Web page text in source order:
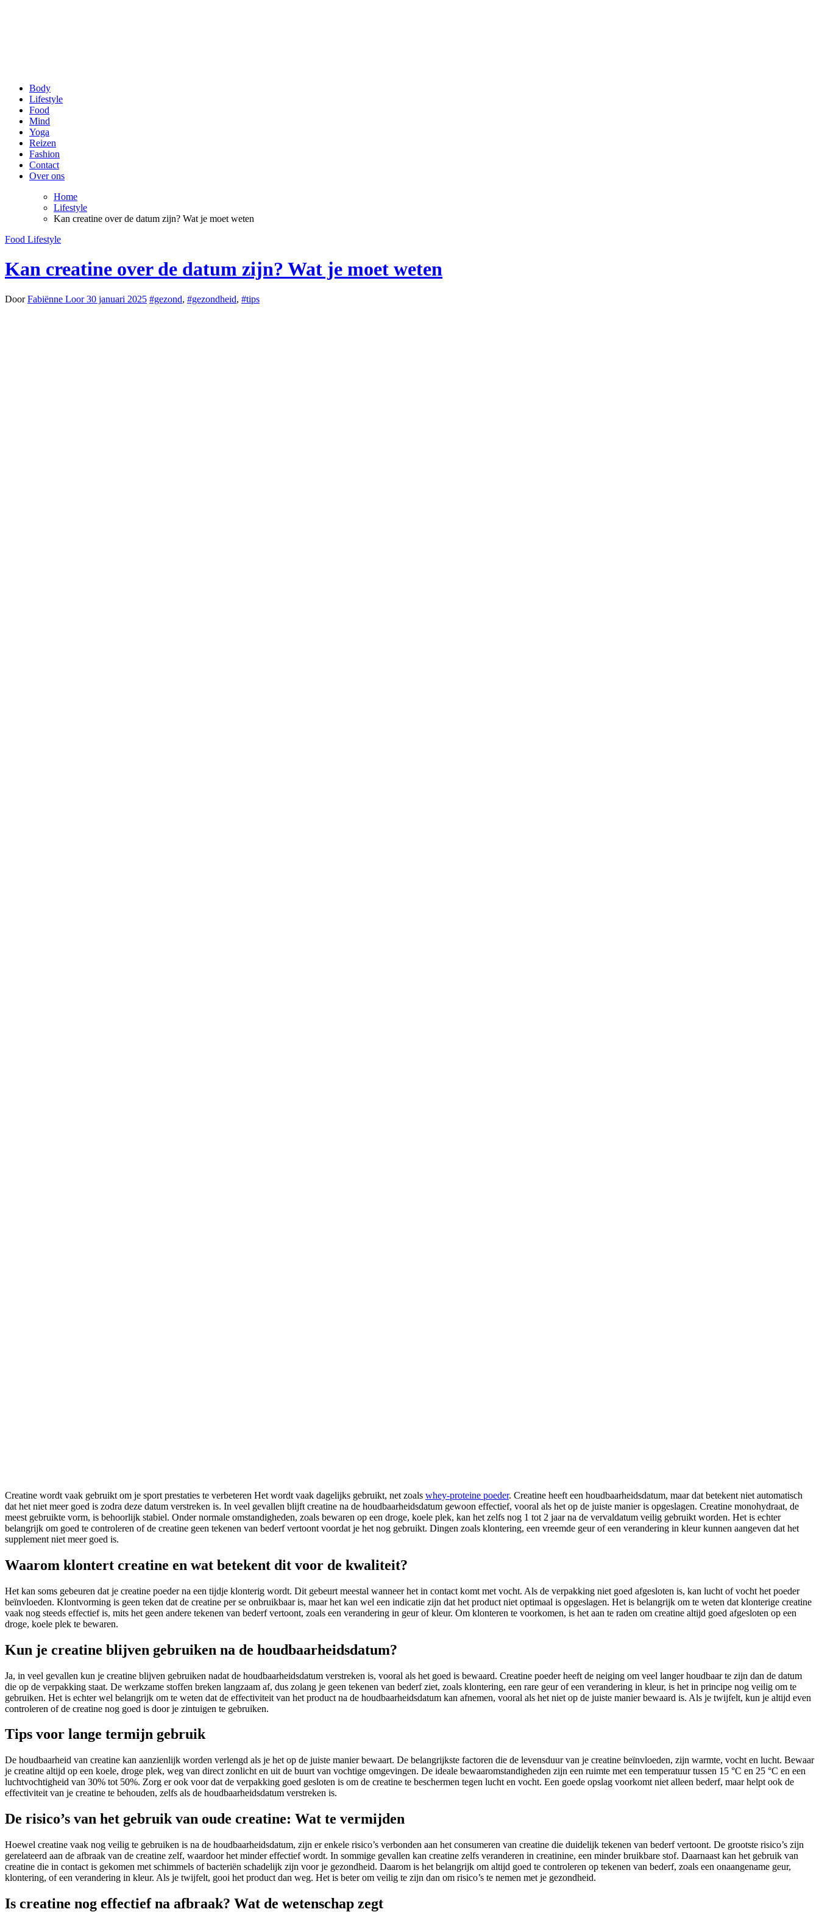
Voor een stralende lach en een fit gevoel!
Body
Lifestyle
Food
Mind
Yoga
Reizen
Fashion
Contact
Over ons
Home
Lifestyle
Kan creatine over de datum zijn? Wat je moet weten
Food Lifestyle
Kan creatine over de datum zijn? Wat je moet weten
DoorFabiënne Loor30 januari 2025 #gezond, #gezondheid, #tips
Creatine wordt vaak gebruikt om je sport prestaties te verbeteren Het wordt vaak dagelijks gebruikt, net zoals whey-proteine poeder. Creatine heeft een houdbaarheidsdatum, maar dat betekent niet automatisch
dat het niet meer goed is zodra deze datum verstreken is. In veel gevallen blijft creatine na de houdbaarheidsdatum gewoon effectief, vooral als het op de juiste manier is opgeslagen. Creatine monohydraat, de
meest gebruikte vorm, is behoorlijk stabiel. Onder normale omstandigheden, zoals bewaren op een droge, koele plek, kan het zelfs nog 1 tot 2 jaar na de vervaldatum veilig gebruikt worden. Het is echter
belangrijk om goed te controleren of de creatine geen tekenen van bederf vertoont voordat je het nog gebruikt. Dingen zoals klontering, een vreemde geur of een verandering in kleur kunnen aangeven dat het
supplement niet meer goed is.
Waarom klontert creatine en wat betekent dit voor de kwaliteit?
Het kan soms gebeuren dat je creatine poeder na een tijdje klonterig wordt. Dit gebeurt meestal wanneer het in contact komt met vocht. Als de verpakking niet goed afgesloten is, kan lucht of vocht het poeder
beïnvloeden. Klontvorming is geen teken dat de creatine per se onbruikbaar is, maar het kan wel een indicatie zijn dat het product niet optimaal is opgeslagen. Het is belangrijk om te weten dat klonterige creatine
vaak nog steeds effectief is, mits het geen andere tekenen van bederf vertoont, zoals een verandering in geur of kleur. Om klonteren te voorkomen, is het aan te raden om creatine altijd goed afgesloten op een
droge, koele plek te bewaren.
Kun je creatine blijven gebruiken na de houdbaarheidsdatum?
Ja, in veel gevallen kun je creatine blijven gebruiken nadat de houdbaarheidsdatum verstreken is, vooral als het goed is bewaard. Creatine poeder heeft de neiging om veel langer houdbaar te zijn dan de datum
die op de verpakking staat. De werkzame stoffen breken langzaam af, dus zolang je geen tekenen van bederf ziet, zoals klontering, een rare geur of een verandering in kleur, is het in principe nog veilig om te
gebruiken. Het is echter wel belangrijk om te weten dat de effectiviteit van het product na de houdbaarheidsdatum kan afnemen, vooral als het niet op de juiste manier bewaard is. Als je twijfelt, kun je altijd even
controleren of de creatine nog goed is door je zintuigen te gebruiken.
Tips voor lange termijn gebruik
De houdbaarheid van creatine kan aanzienlijk worden verlengd als je het op de juiste manier bewaart. De belangrijkste factoren die de levensduur van je creatine beïnvloeden, zijn warmte, vocht en lucht. Bewaar
je creatine altijd op een koele, droge plek, weg van direct zonlicht en uit de buurt van vochtige omgevingen. De ideale bewaaromstandigheden zijn een ruimte met een temperatuur tussen 15 °C en 25 °C en een
luchtvochtigheid van 30% tot 50%. Zorg er ook voor dat de verpakking goed gesloten is om de creatine te beschermen tegen lucht en vocht. Een goede opslag voorkomt niet alleen bederf, maar helpt ook de
effectiviteit van je creatine te behouden, zelfs als de houdbaarheidsdatum verstreken is.
De risico’s van het gebruik van oude creatine: Wat te vermijden
Hoewel creatine vaak nog veilig te gebruiken is na de houdbaarheidsdatum, zijn er enkele risico’s verbonden aan het consumeren van creatine die duidelijk tekenen van bederf vertoont. De grootste risico’s zijn
gerelateerd aan de afbraak van de creatine zelf, waardoor het minder effectief wordt. In sommige gevallen kan creatine zelfs veranderen in creatinine, een minder bruikbare stof. Daarnaast kan het gebruik van
creatine die in contact is gekomen met schimmels of bacteriën schadelijk zijn voor je gezondheid. Daarom is het belangrijk om altijd goed te controleren op tekenen van bederf, zoals een onaangename geur,
klontering, of een verandering in kleur. Als je twijfelt, gooi het product dan weg. Het is beter om veilig te zijn dan om risico’s te nemen met je gezondheid.
Is creatine nog effectief na afbraak? Wat de wetenschap zegt